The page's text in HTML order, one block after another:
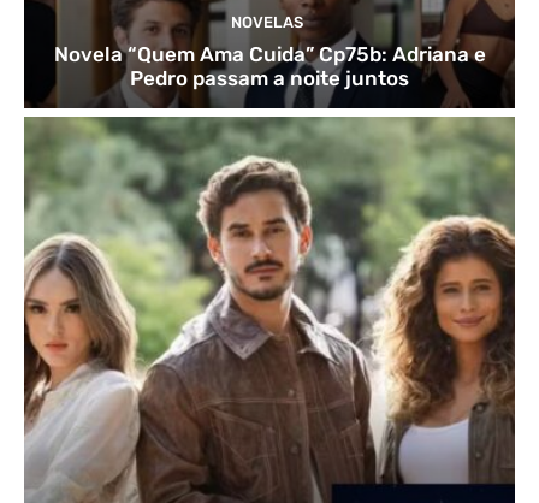
NOVELAS
Novela “Quem Ama Cuida” Cp75b: Adriana e
Pedro passam a noite juntos